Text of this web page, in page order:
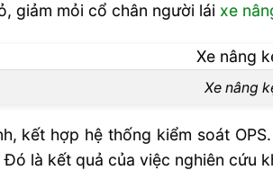
giảm mỏi cổ chân người lái xe
Xe nâng
kết hợp hệ thống kiểm soát
là kết quả của việc nghiên cứu